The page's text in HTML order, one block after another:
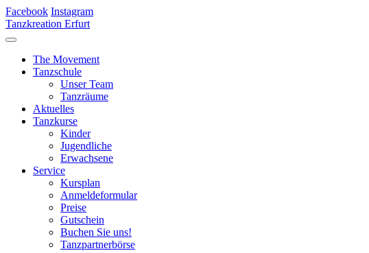
Facebook Instagram
Tanzkreation Erfurt
The Movement
Tanzschule
Unser Team
Tanzräume
Aktuelles
Tanzkurse
Kinder
Jugendliche
Erwachsene
Service
Kursplan
Anmeldeformular
Preise
Gutschein
Buchen Sie uns!
Tanzpartnerbörse